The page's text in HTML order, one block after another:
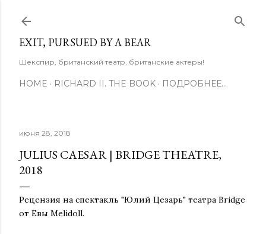
EXIT, PURSUED BY A BEAR
Шекспир, британский театр, британские актеры!
HOME RICHARD II. THE BOOK ПОДРОБНЕЕ…
июня 28, 2018
JULIUS CAESAR | BRIDGE THEATRE,
2018
Рецензия на спектакль "Юлий Цезарь" театра Bridge
от Евы Melidoll.